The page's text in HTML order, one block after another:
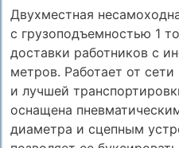
Двухместная
с грузоподъемностью 1
доставки работников с
метров. Работает от
и лучшей
оснащена
диаметра и сцепным